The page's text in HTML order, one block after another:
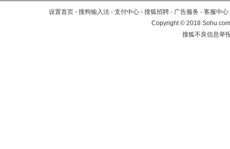
设置首页 - 搜狗输入法 - 支付中心 - 搜狐招聘 - 广告服务 - 客服中心
Copyright©2018
搜狐不良信息举